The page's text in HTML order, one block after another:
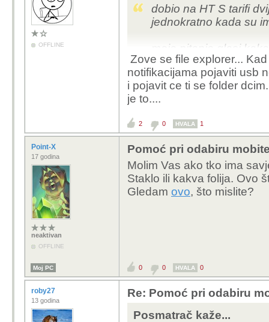
OFFLINE
dobio na HT S tarifi
jednokratno kada su
moje pitanje glasi
galerija na novi
jel postoji kakav
uparivanje NFC ili
Zove se file explorer...
notifikacijama pojaviti usb
i pojavit ce ti se folder
je to....
2 0 HVALA 1
Point-X
17 godina
neaktivan
OFFLINE
Pomoć pri odabiru
Molim Vas ako tko ima
Staklo ili kakva folija. Ovo
Gledam ovo, što mislite?
Moj PC 0 0 HVALA 0
roby27
13 godina
Re: Pomoć pri odabiru
Posmatrač kaže...